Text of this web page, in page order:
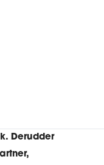
hoe cruciaal het
topconditie te
eisen en
Derudder